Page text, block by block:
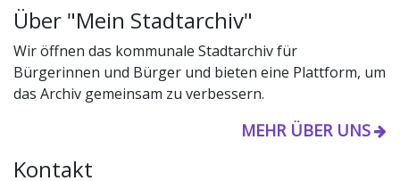
Über "Mein Stadtarchiv"
Wir öffnen das kommunale Stadtarchiv für
Bürgerinnen und Bürger und bieten eine Plattform, um
das Archiv gemeinsam zu verbessern.
MEHR ÜBER UNS
Kontakt